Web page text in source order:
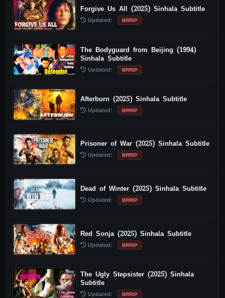
Forgive Us All (2025) Sinhala Subtitle
Updated: BRRIP
The Bodyguard from Beijing (1994)
Sinhala Subtitle
Updated: BRRIP
Afterburn (2025) Sinhala Subtitle
Updated: BRRIP
Prisoner of War (2025) Sinhala Subtitle
Updated: BRRIP
Dead of Winter (2025) Sinhala Subtitle
Updated: BRRIP
Red Sonja (2025) Sinhala Subtitle
Updated: BRRIP
The Ugly Stepsister (2025) Sinhala
Subtitle
Updated: BRRIP